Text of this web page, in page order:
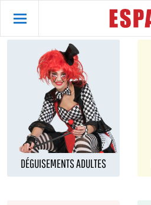
DÉGUISEMENTS ADULTES